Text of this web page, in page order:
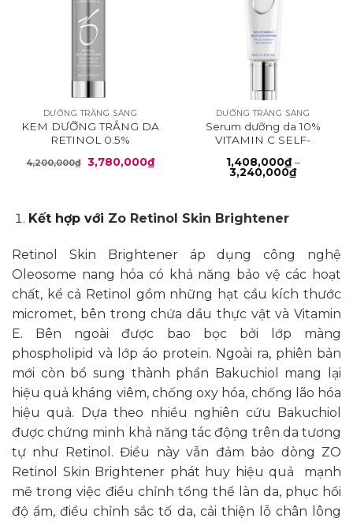
DƯỠNG TRẮNG SÁNG
KEM DƯỠNG TRẮNG DA
RETINOL 0.5%
4,200,000₫ Giá
gốc
3,780,000₫Giá
hiện
DƯỠNG TRẮNG SÁNG
Serum dưỡng da 10%
VITAMIN C SELF-
1,408,000₫ –
3,240,000₫Khoảng
giá:
Kết hợp với Zo Retinol Skin Brightener
Retinol Skin Brightener áp dụng công nghệ
Oleosome nang hóa có khả năng bảo vệ các hoạt
chất, kể cả Retinol gồm những hạt cầu kích thước
micromet, bên trong chứa dầu thực vật và Vitamin
E. Bên ngoài được bao bọc bởi lớp màng
phospholipid và lớp áo protein. Ngoài ra, phiên bản
mới còn bổ sung thành phần Bakuchiol mang lại
hiệu quả kháng viêm, chống oxy hóa, chống lão hóa
hiệu quả. Dựa theo nhiều nghiên cứu Bakuchiol
được chứng minh khả năng tác động trên da tương
tự như Retinol. Điều này vẫn đảm bảo dòng ZO
Retinol Skin Brightener phát huy hiệu quả mạnh
mẽ trong việc điều chỉnh tổng thể làn da, phục hồi
độ ẩm, điều chỉnh sắc tố da, cải thiện lỗ chân lông